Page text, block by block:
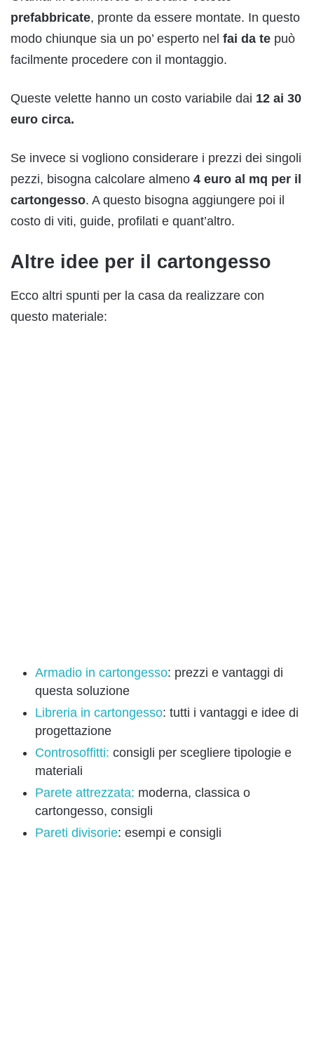
prefabbricate, pronte da essere montate. In questo
modo chiunque sia un po’ esperto nel fai da te può
facilmente procedere con il montaggio.
Queste velette hanno un costo variabile dai 12 ai 30
euro circa.
Se invece si vogliono considerare i prezzi dei singoli
pezzi, bisogna calcolare almeno 4 euro al mq per il
cartongesso. A questo bisogna aggiungere poi il
costo di viti, guide, profilati e quant’altro.
Altre idee per il cartongesso
Ecco altri spunti per la casa da realizzare con
questo materiale:
Armadio in cartongesso: prezzi e vantaggi di
questa soluzione
Libreria in cartongesso: tutti i vantaggi e idee di
progettazione
Controsoffitti: consigli per scegliere tipologie e
materiali
Parete attrezzata: moderna, classica o
cartongesso, consigli
Pareti divisorie: esempi e consigli